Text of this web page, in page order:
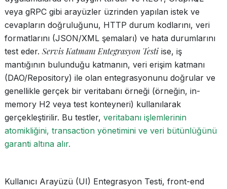
veya gRPC gibi arayüzler üzrinden yapılan istek ve
cevapların doğruluğunu, HTTP durum kodlarını, veri
formatlarını (JSON/XML şemaları) ve hata durumlarını
test eder.Servis Katmanı Entegrasyon Testi ise, iş
mantığının bulunduğu katmanın, veri erişim katmanı
(DAO/Repository) ile olan entegrasyonunu doğrular ve
genellikle gerçek bir veritabanı örneği (örneğin, in-
memory H2 veya test konteyneri) kullanılarak
gerçekleştirilir. Bu testler, veritabanı işlemlerinin
atomikliğini, transaction yönetimini ve veri bütünlüğünü
garanti altına alır.
Kullanıcı Arayüzü (UI) Entegrasyon Testi, front-end